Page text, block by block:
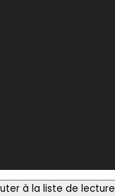
à la liste de lecture